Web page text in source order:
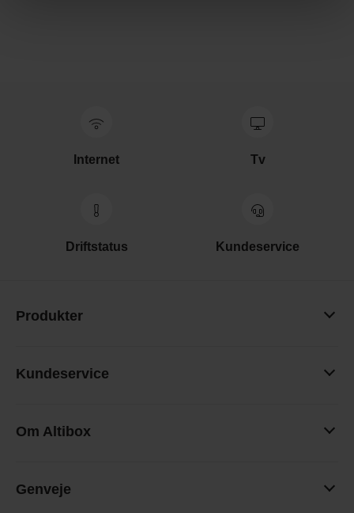
Internet Tv
Driftstatus Kundeservice
Produkter
Kundeservice
Om Altibox
Genveje